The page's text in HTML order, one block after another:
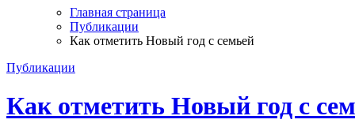
Главная страница
Публикации
Как отметить Новый год с семьей
Публикации
Как отметить Новый год с